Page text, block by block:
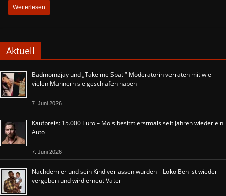
Weiterlesen
Aktuell
Badmomzjay und „Take me Späti“-Moderatorin verraten mit wie
vielen Männern sie geschlafen haben
7. Juni 2026
Kaufpreis: 15.000 Euro – Mois besitzt erstmals seit Jahren wieder ein
Auto
7. Juni 2026
Nachdem er und sein Kind verlassen wurden – Loko Ben ist wieder
vergeben und wird erneut Vater